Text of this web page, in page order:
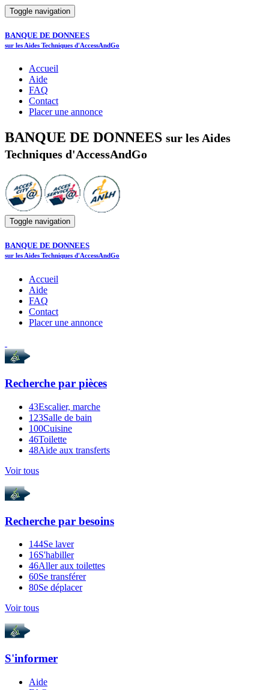
Toggle navigation
BANQUE DE DONNEES
sur les Aides Techniques d'AccessAndGo
Accueil
Aide
FAQ
Contact
Placer une annonce
BANQUE DE DONNEES sur les Aides
Techniques d'AccessAndGo
Toggle navigation
BANQUE DE DONNEES
sur les Aides Techniques d'AccessAndGo
Accueil
Aide
FAQ
Contact
Placer une annonce
Recherche par pièces
43Escalier, marche
123Salle de bain
100Cuisine
46Toilette
48Aide aux transferts
Voir tous
Recherche par besoins
144Se laver
16S'habiller
46Aller aux toilettes
60Se transférer
80Se déplacer
Voir tous
S'informer
Aide